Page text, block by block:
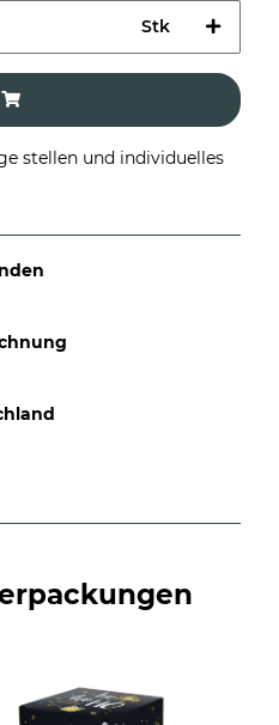
Stk
stellen und individuelles